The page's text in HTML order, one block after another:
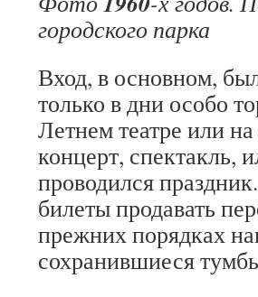
городского парка
Вход, в основном,
только в дни особо
Летнем театре или
концерт, спектакль,
проводился
билеты продавать
прежних порядках
сохранившиеся